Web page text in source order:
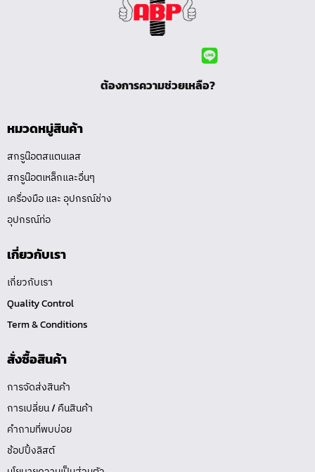
ต้องการความช่วยเหลือ?
หมวดหมู่สินค้า
สกรูน๊อตสแตนเลส
สกรูน๊อตเหล็กและอื่นๆ
เครื่องมือ และ อุปกรณ์ช่าง
อุปกรณ์ท่อ
เกี่ยวกับเรา
เกี่ยวกับเรา
Quality Control
Term & Conditions
สั่งซื้อสินค้า
การจัดส่งสินค้า
การเปลี่ยน / คืนสินค้า
คำถามที่พบบ่อย
ช้อปปิ้งลิสต์